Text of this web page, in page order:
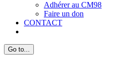
Adhérer au CM98
Faire un don
CONTACT
Go to...